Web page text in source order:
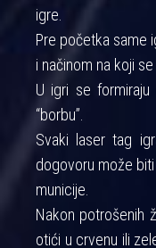
igre.
Pre početka same
i načinom na koji
U igri se
“borbu”.
Svaki laser tag
dogovoru može
municije.
Nakon potrošenih
otići u crvenu ili